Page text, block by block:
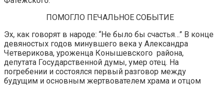
ПОМОГЛО ПЕЧАЛЬНОЕ СОБЫТИЕ
Эх, как говорят в народе: “Не было бы счастья…” В конце
девяностых годов минувшего века у Александра
Четверикова, уроженца Конышевского района,
депутата Государственной думы, умер отец. На
погребении и состоялся первый разговор между
будущим и основным жертвователем храма и отцом